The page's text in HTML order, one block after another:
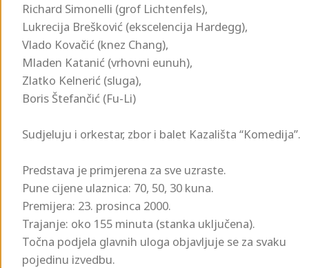
Richard Simonelli (grof Lichtenfels),
Lukrecija Brešković (ekscelencija Hardegg),
Vlado Kovačić (knez Chang),
Mladen Katanić (vrhovni eunuh),
Zlatko Kelnerić (sluga),
Boris Štefančić (Fu-Li)
Sudjeluju i orkestar, zbor i balet Kazališta “Komedija”.
Predstava je primjerena za sve uzraste.
Pune cijene ulaznica: 70, 50, 30 kuna.
Premijera: 23. prosinca 2000.
Trajanje: oko 155 minuta (stanka uključena).
Točna podjela glavnih uloga objavljuje se za svaku
pojedinu izvedbu.